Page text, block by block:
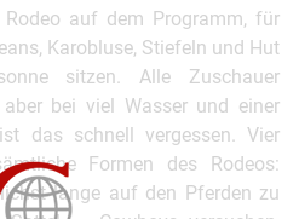
auf dem Programm, für
Karobluse, Stiefeln und Hut
sitzen. Alle Zuschauer
bei viel Wasser und einer
das schnell vergessen. Vier
Formen des Rodeos:
lange auf den Pferden zu